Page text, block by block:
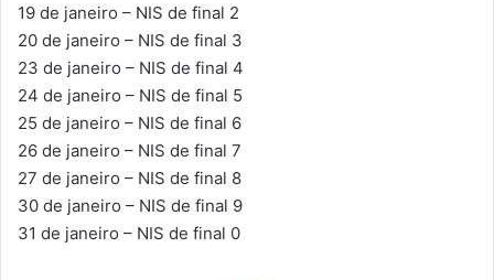
19 de janeiro – NIS de final 2
20 de janeiro – NIS de final 3
23 de janeiro – NIS de final 4
24 de janeiro – NIS de final 5
25 de janeiro – NIS de final 6
26 de janeiro – NIS de final 7
27 de janeiro – NIS de final 8
30 de janeiro – NIS de final 9
31 de janeiro – NIS de final 0